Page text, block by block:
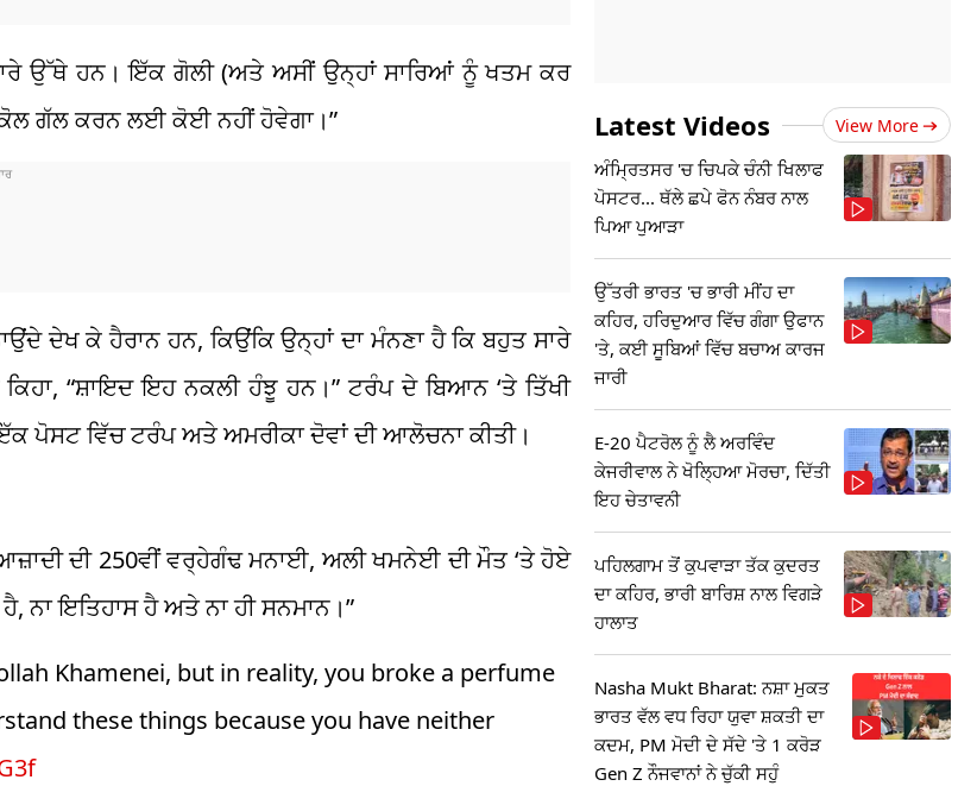
ਉੱਥੇ ਹਨ। ਇੱਕ ਗੋਲੀ (ਅਤੇ ਅਸੀਂ ਉਨ੍ਹਾਂ ਸਾਰਿਆਂ ਨੂੰ ਖਤਮ ਕਰ
ਕੋਲ ਗੱਲ ਕਰਨ ਲਈ ਕੋਈ ਨਹੀਂ ਹੋਵੇਗਾ।”
ਦੇਖ ਕੇ ਹੈਰਾਨ ਹਨ, ਕਿਉਂਕਿ ਉਨ੍ਹਾਂ ਦਾ ਮੰਨਣਾ ਹੈ ਕਿ ਬਹੁਤ ਸਾਰੇ
“ਸ਼ਾਇਦ ਇਹ ਨਕਲੀ ਹੰਝੂ ਹਨ।” ਟਰੰਪ ਦੇ ਬਿਆਨ ‘ਤੇ ਤਿੱਖੀ
ਪੋਸਟ ਵਿੱਚ ਟਰੰਪ ਅਤੇ ਅਮਰੀਕਾ ਦੋਵਾਂ ਦੀ ਆਲੋਚਨਾ ਕੀਤੀ।
ਦੀ 250ਵੀਂ ਵਰ੍ਹੇਗੰਢ ਮਨਾਈ, ਅਲੀ ਖਮਨੇਈ ਦੀ ਮੌਤ ‘ਤੇ ਹੋਏ
ਨਾ ਇਤਿਹਾਸ ਹੈ ਅਤੇ ਨਾ ਹੀ ਸਨਮਾਨ।”
Khamenei, but in reality, you broke a perfume
these things because you have neither
Latest Videos View More
ਅੰਮ੍ਰਿਤਸਰ 'ਚ ਚਿਪਕੇ ਚੰਨੀ ਖਿਲਾਫ
ਪੋਸਟਰ... ਥੱਲੇ ਛਪੇ ਫੋਨ ਨੰਬਰ ਨਾਲ
ਪਿਆ ਪੁਆੜਾ
ਉੱਤਰੀ ਭਾਰਤ 'ਚ ਭਾਰੀ ਮੀਂਹ ਦਾ
ਕਹਿਰ, ਹਰਿਦੁਆਰ ਵਿੱਚ ਗੰਗਾ ਉਫਾਨ
'ਤੇ, ਕਈ ਸੂਬਿਆਂ ਵਿੱਚ ਬਚਾਅ ਕਾਰਜ
ਜਾਰੀ
E-20 ਪੈਟਰੋਲ ਨੂੰ ਲੈ ਅਰਵਿੰਦ
ਕੇਜਰੀਵਾਲ ਨੇ ਖੋਲ੍ਹਿਆ ਮੋਰਚਾ, ਦਿੱਤੀ
ਇਹ ਚੇਤਾਵਨੀ
ਪਹਿਲਗਾਮ ਤੋਂ ਕੁਪਵਾੜਾ ਤੱਕ ਕੁਦਰਤ
ਦਾ ਕਹਿਰ, ਭਾਰੀ ਬਾਰਿਸ਼ ਨਾਲ ਵਿਗੜੇ
ਹਾਲਾਤ
Nasha Mukt Bharat: ਨਸ਼ਾ ਮੁਕਤ
ਭਾਰਤ ਵੱਲ ਵਧ ਰਿਹਾ ਯੁਵਾ ਸ਼ਕਤੀ ਦਾ
ਕਦਮ, PM ਮੋਦੀ ਦੇ ਸੱਦੇ 'ਤੇ 1 ਕਰੋੜ
Gen Z ਨੌਜਵਾਨਾਂ ਨੇ ਚੁੱਕੀ ਸਹੁੰ